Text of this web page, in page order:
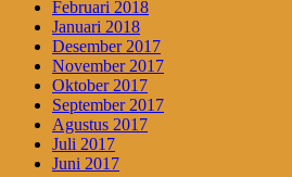
Februari 2018
Januari 2018
Desember 2017
November 2017
Oktober 2017
September 2017
Agustus 2017
Juli 2017
Juni 2017